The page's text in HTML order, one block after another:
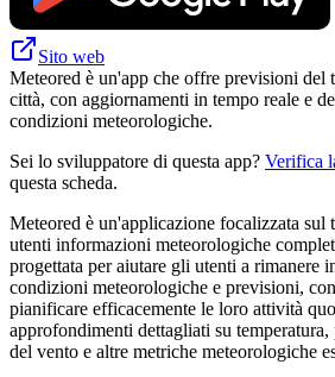
Sito web
Meteored è un'app che offre previsioni del
città, con aggiornamenti in tempo reale e
condizioni meteorologiche.
Sei lo sviluppatore di questa app? Verifica
questa scheda.
Meteored è un'applicazione focalizzata sul
utenti informazioni meteorologiche
progettata per aiutare gli utenti a rimanere
condizioni meteorologiche e previsioni,
pianificare efficacemente le loro attività
approfondimenti dettagliati su
del vento e altre metriche meteorologiche